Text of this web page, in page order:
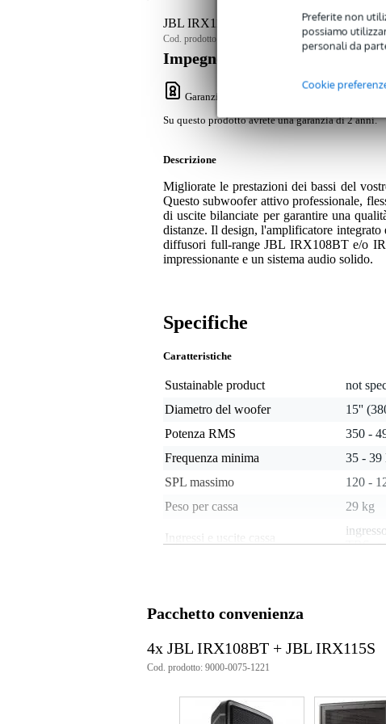
Preferite non
possiamo
personali da
Cookie
JBL IRX115S 15-inch Active Subwoofer
Cod. prodotto:
Impegno di servizio
Garanzia Bax Music
Su questo prodotto avrete una garanzia di 2 anni.
Descrizione
Migliorate le prestazioni dei bassi del
Questo subwoofer attivo professionale,
di uscite bilanciate per garantire una
distanze. Il design, l'amplificatore
diffusori full-range JBL IRX108BT e/o
impressionante e un sistema audio solido.
Specifiche
Caratteristiche
Sustainable product
not
Diametro del woofer
15''
Potenza RMS
350 -
Frequenza minima
35 - 39
SPL massimo
120 -
Peso per cassa
29 kg
Ingressi e uscite cassa
TRS,
Ingresso speaker con blocco
Peso e dimensioni imballaggio incluso
Peso(imballaggio incluso)
Dimensioni(imballaggio incluso) 70,5 x
Pacchetto convenienza
4x JBL IRX108BT + JBL IRX115S
Cod. prodotto: 9000-0075-1221